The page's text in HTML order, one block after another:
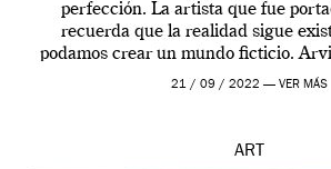
perfección. La artista que fue
recuerda que la realidad sigue
podamos crear un mundo ficticio.
que los humanos tienen un
21 / 09 / 2022 — VER MÁS
ART